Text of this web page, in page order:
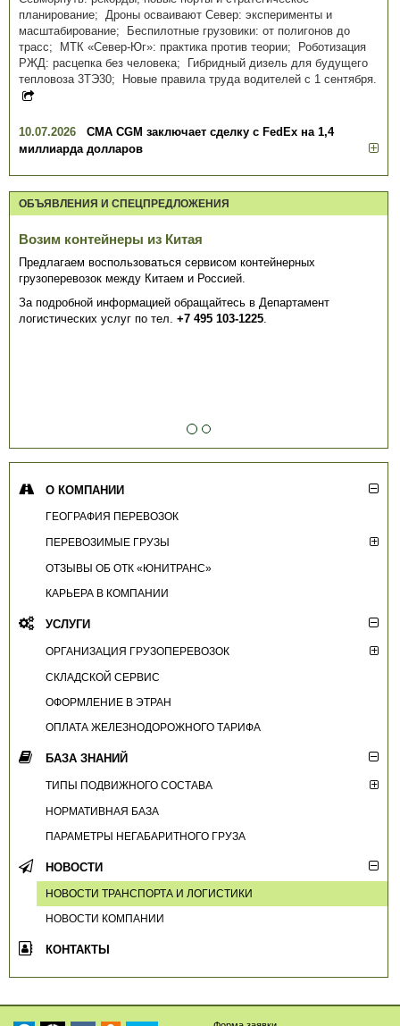
планирование; Дроны осваивают Север: эксперименты и
масштабирование; Беспилотные грузовики: от полигонов до
трасс; МТК «Север-Юг»: практика против теории; Роботизация
РЖД: расцепка без человека; Гибридный дизель для будущего
тепловоза 3ТЭ30; Новые правила труда водителей с 1 сентября.
10.07.2026
CMA CGM заключает сделку с FedEx на 1,4
миллиарда долларов
ОБЪЯВЛЕНИЯ И СПЕЦПРЕДЛОЖЕНИЯ
Возим контейнеры из Китая
Предлагаем воспользоваться сервисом контейнерных
грузоперевозок между Китаем и Россией.
За подробной информацией обращайтесь в Департамент
логистических услуг по тел. +7 495 103-1225
О КОМПАНИИ
ГЕОГРАФИЯ ПЕРЕВОЗОК
ПЕРЕВОЗИМЫЕ ГРУЗЫ
ОТЗЫВЫ ОБ ОТК «ЮНИТРАНС»
КАРЬЕРА В КОМПАНИИ
УСЛУГИ
ОРГАНИЗАЦИЯ ГРУЗОПЕРЕВОЗОК
СКЛАДСКОЙ СЕРВИС
ОФОРМЛЕНИЕ В ЭТРАН
ОПЛАТА ЖЕЛЕЗНОДОРОЖНОГО ТАРИФА
БАЗА ЗНАНИЙ
ТИПЫ ПОДВИЖНОГО СОСТАВА
НОРМАТИВНАЯ БАЗА
ПАРАМЕТРЫ НЕГАБАРИТНОГО ГРУЗА
НОВОСТИ
НОВОСТИ ТРАНСПОРТА И ЛОГИСТИКИ
НОВОСТИ КОМПАНИИ
КОНТАКТЫ